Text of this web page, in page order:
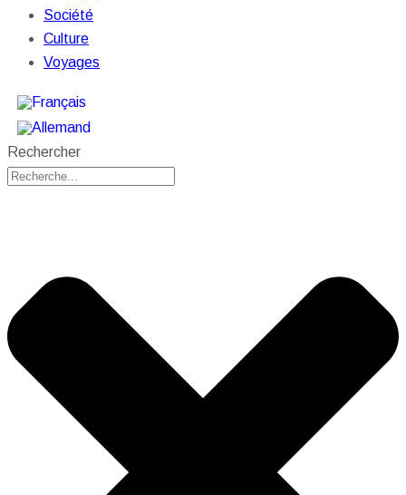
Société
Culture
Voyages
Rechercher